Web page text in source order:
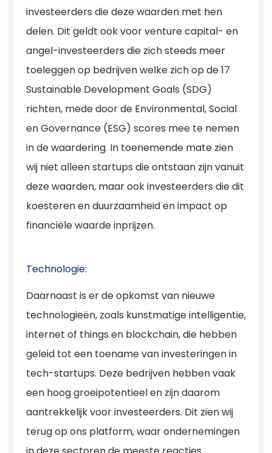
investeerders die deze waarden met hen
delen. Dit geldt ook voor venture capital- en
angel-investeerders die zich steeds meer
toeleggen op bedrijven welke zich op de 17
Sustainable Development Goals (SDG)
richten, mede door de Environmental, Social
en Governance (ESG) scores mee te nemen
in de waardering. In toenemende mate zien
wij niet alleen startups die ontstaan zijn vanuit
deze waarden, maar ook investeerders die dit
koesteren en duurzaamheid en impact op
financiële waarde inprijzen.
Technologie:
Daarnaast is er de opkomst van nieuwe
technologieën, zoals kunstmatige intelligentie,
internet of things en blockchain, die hebben
geleid tot een toename van investeringen in
tech-startups. Deze bedrijven hebben vaak
een hoog groeipotentieel en zijn daarom
aantrekkelijk voor investeerders. Dit zien wij
terug op ons platform, waar ondernemingen